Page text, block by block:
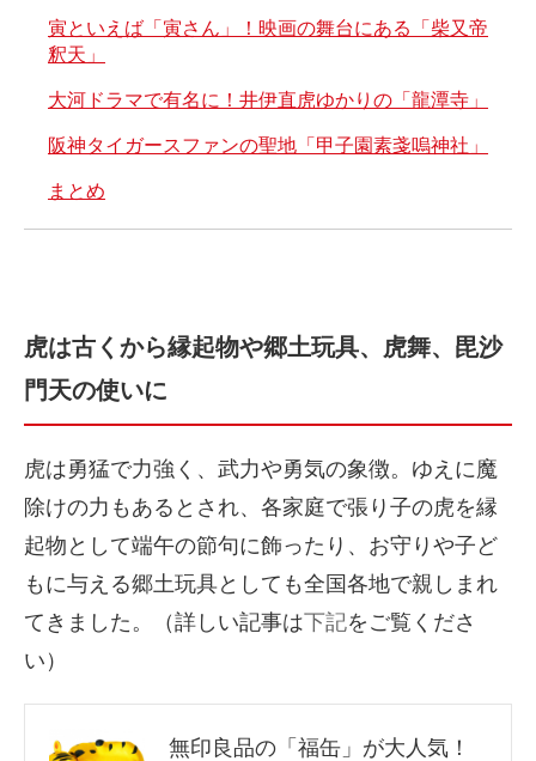
寅といえば「寅さん」！映画の舞台にある「柴又帝
釈天」
大河ドラマで有名に！井伊直虎ゆかりの「龍潭寺」
阪神タイガースファンの聖地「甲子園素戔嗚神社」
まとめ
虎は古くから縁起物や郷土玩具、虎舞、毘沙
門天の使いに
虎は勇猛で力強く、武力や勇気の象徴。ゆえに魔
除けの力もあるとされ、各家庭で張り子の虎を縁
起物として端午の節句に飾ったり、お守りや子ど
もに与える郷土玩具としても全国各地で親しまれ
てきました。（詳しい記事は下記をご覧くださ
い）
無印良品の「福缶」が大人気！